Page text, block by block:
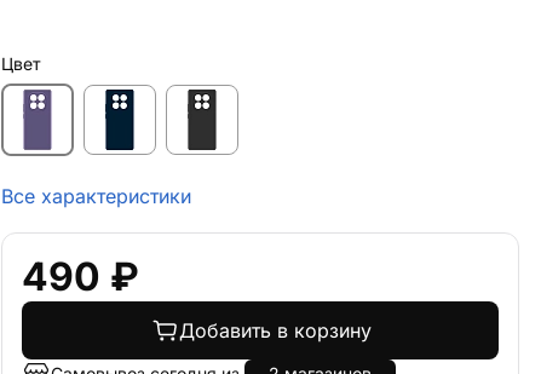
Цвет
Все характеристики
490 ₽
Добавить в корзину